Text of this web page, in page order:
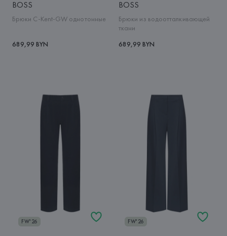
BOSS
Брюки C-Kent-GW однотонные
689,99 BYN
BOSS
Брюки из водоотталкивающей
ткани
689,99 BYN
FW'26 FW'26